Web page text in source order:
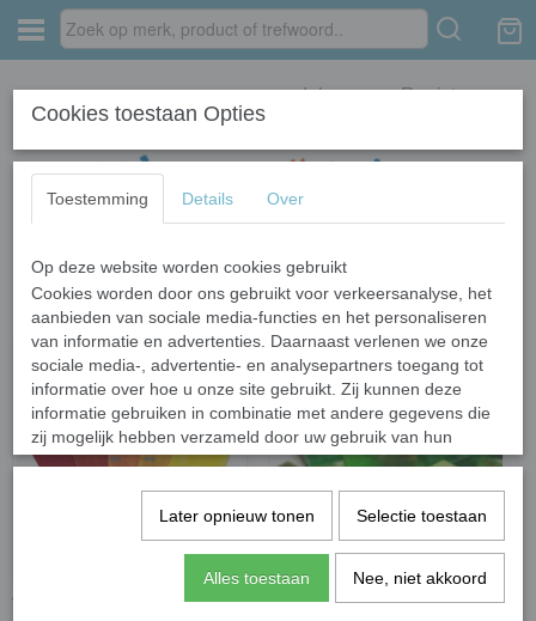
Inloggen Registreren
Home › Glas › Tiffany glas
Tiffany glaspaatjes
Tiffany glas vierkant 12 x
Cookies toestaan Opties
Toestemming Details Over
Op deze website worden cookies gebruikt
Cookies worden door ons gebruikt voor verkeersanalyse, het
aanbieden van sociale media-functies en het personaliseren
van informatie en advertenties. Daarnaast verlenen we onze
sociale media-, advertentie- en analysepartners toegang tot
informatie over hoe u onze site gebruikt. Zij kunnen deze
informatie gebruiken in combinatie met andere gegevens die
zij mogelijk hebben verzameld door uw gebruik van hun
diensten of die u hen hebt verstrekt.
Later opnieuw tonen Selectie toestaan
Alles toestaan Nee, niet akkoord